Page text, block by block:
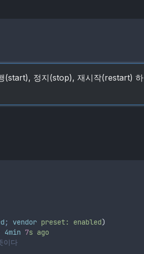
(start), 정지(stop), 재시작(restart) 하
; vendor preset: enabled)
4min 7s ago
이다